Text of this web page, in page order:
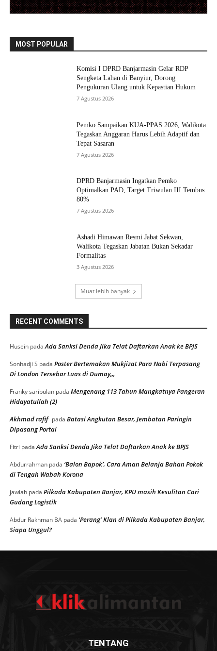
MOST POPULAR
Komisi I DPRD Banjarmasin Gelar RDP
Sengketa Lahan di Banyiur, Dorong
Pengukuran Ulang untuk Kepastian Hukum
7 Agustus 2026
Pemko Sampaikan KUA-PPAS 2026, Walikota
Tegaskan Anggaran Harus Lebih Adaptif dan
Tepat Sasaran
7 Agustus 2026
DPRD Banjarmasin Ingatkan Pemko
Optimalkan PAD, Target Triwulan III Tembus
80%
7 Agustus 2026
Ashadi Himawan Resmi Jabat Sekwan,
Walikota Tegaskan Jabatan Bukan Sekadar
Formalitas
3 Agustus 2026
Muat lebih banyak
RECENT COMMENTS
Husein padaAda Sanksi Denda Jika Telat Daftarkan Anak ke BPJS
Sonhadji S pada Poster Bertemakan Mukjizat Para Nabi Terpasang
Di London Tersebar Luas di Dumay,,,
Franky saribulan pada Mengenang 113 Tahun Mangkatnya Pangeran
Hidayatullah (2)
Akhmad rafif pada Batasi Angkutan Besar, Jembatan Paringin
Dipasang Portal
Fitri padaAda Sanksi Denda Jika Telat Daftarkan Anak ke BPJS
Abdurrahman pada ‘Balon Bapok’, Cara Aman Belanja Bahan Pokok
di Tengah Wabah Korona
jawiah pada Pilkada Kabupaten Banjar, KPU masih Kesulitan Cari
Gudang Logistik
Abdur Rakhman BA pada ‘Perang’ Klan di Pilkada Kabupaten Banjar,
Siapa Unggul?
TENTANG